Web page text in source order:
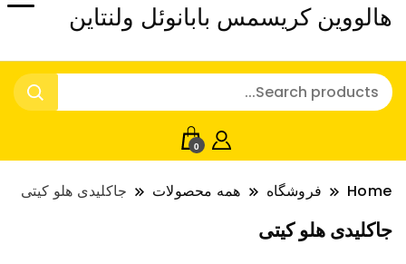
هالووین کریسمس بابانوئل ولنتاین
0
Home فروشگاه همه محصولات جاکلیدی هلو کیتی
جاکلیدی هلو کیتی